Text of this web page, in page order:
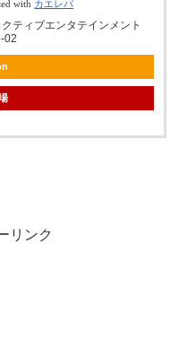
with カエレバ
ティブエンタテインメント
02
リンク